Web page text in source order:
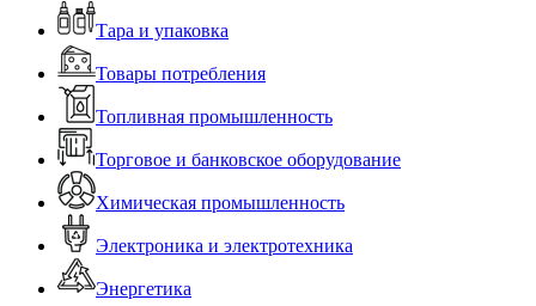
Тара и упаковка
Товары потребления
Топливная промышленность
Торговое и банковское оборудование
Химическая промышленность
Электроника и электротехника
Энергетика